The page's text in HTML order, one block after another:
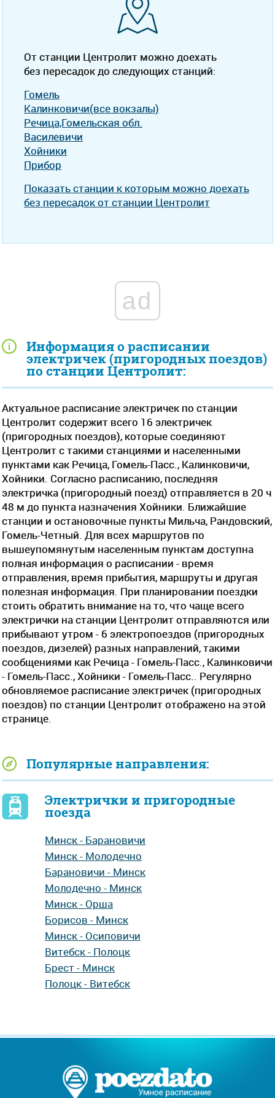
Информация о расписании
электричек (пригородных поездов)
по станции Центролит:
Актуальное расписание электричек по станции
Центролит содержит всего 16 электричек
(пригородных поездов), которые соединяют
Центролит с такими станциями и населенными
пунктами как Речица, Гомель-Пасс., Калинковичи,
Хойники. Согласно расписанию, последняя
электричка (пригородный поезд) отправляется в 20 ч
48 м до пункта назначения Хойники. Ближайшие
станции и остановочные пункты Мильча, Рандовский,
Гомель-Четный. Для всех маршрутов по
вышеупомянутым населенным пунктам доступна
полная информация о расписании - время
отправления, время прибытия, маршруты и другая
полезная информация. При планировании поездки
стоить обратить внимание на то, что чаще всего
электрички на станции Центролит отправляются или
прибывают утром - 6 электропоездов (пригородных
поездов, дизелей) разных направлений, такими
сообщениями как Речица - Гомель-Пасс., Калинковичи
- Гомель-Пасс., Хойники - Гомель-Пасс.. Регулярно
обновляемое расписание электричек (пригородных
поездов) по станции Центролит отображено на этой
странице.
Популярные направления:
Электрички и пригородные
поезда
Минск - Барановичи
Минск - Молодечно
Барановичи - Минск
Молодечно - Минск
Минск - Орша
Борисов - Минск
Минск - Осиповичи
Витебск - Полоцк
Брест - Минск
Полоцк - Витебск
От станции Центролит можно доехать
без пересадок до следующих станций:
Гомель
Калинковичи(все вокзалы)
Речица,Гомельская обл.
Василевичи
Хойники
Прибор
Показать станции к которым можно доехать
без пересадок от станции Центролит
ad